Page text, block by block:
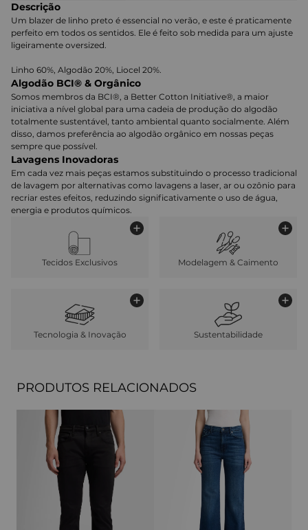
Descrição
Um blazer de linho preto é essencial no verão, e este é praticamente
perfeito em todos os sentidos. Ele é feito sob medida para um ajuste
ligeiramente oversized.
Linho 60%, Algodão 20%, Liocel 20%.
Algodão BCI® & Orgânico
Somos membros da BCI®, a Better Cotton Initiative®, a maior
iniciativa a nível global para uma cadeia de produção do algodão
totalmente sustentável, tanto ambiental quanto socialmente. Além
disso, damos preferência ao algodão orgânico em nossas peças
sempre que possível.
Lavagens Inovadoras
Em cada vez mais peças estamos substituindo o processo tradicional
de lavagem por alternativas como lavagens a laser, ar ou ozônio para
recriar estes efeitos, reduzindo significativamente o uso de água,
energia e produtos químicos.
Tecidos Exclusivos Modelagem & Caimento
Tecnologia & Inovação Sustentabilidade
PRODUTOS RELACIONADOS